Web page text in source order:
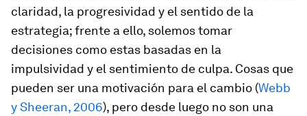
claridad, la progresividad y el sentido de la
estrategia; frente a ello, solemos tomar
decisiones como estas basadas en la
impulsividad y el sentimiento de culpa. Cosas que
pueden ser una motivación para el cambio (Webb
y Sheeran, 2006), pero desde luego no son una